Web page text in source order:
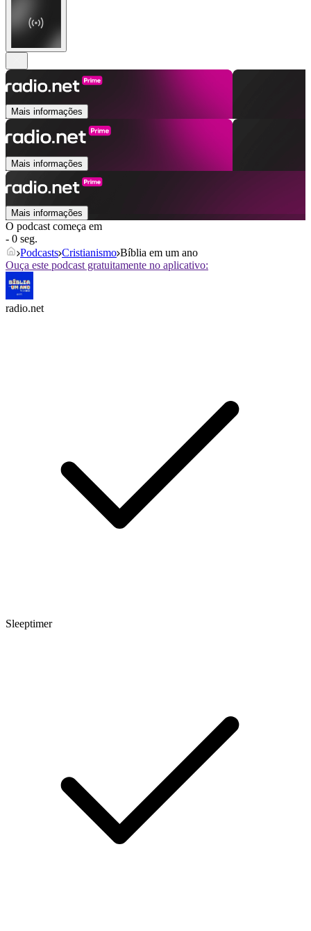
Mais informações
Mais informações
Mais informações
O podcast começa em
- 0 seg.
Podcasts Cristianismo Bíblia em um ano
Ouça este podcast gratuitamente no aplicativo:
radio.net
Sleeptimer